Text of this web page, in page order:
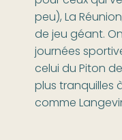
peu), La
de jeu géant.
journées
celui du Piton
plus tranquilles
comme